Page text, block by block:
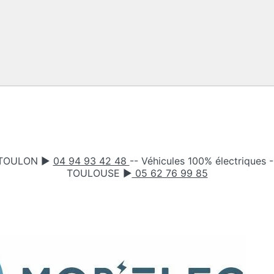
► 04 94 93 42 48 -- Véhicules 100% électriques
TOULOUSE ► 05 62 76 99 85